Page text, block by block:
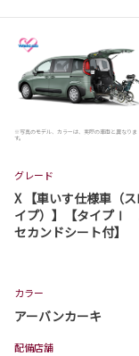
※写真のモデル、カラーは、実際の車両と異なりま
す。
グレード
X 【車いす仕様車（
イプ）】【タイプⅠ
セカンドシート付】
カラー
アーバンカーキ
配備店舗